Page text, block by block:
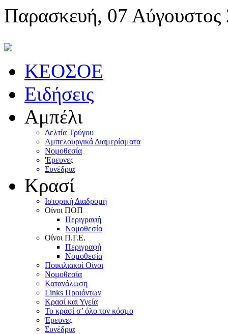
Παρασκευή, 07 Αύγουστος
KEOΣOE
Ειδήσεις
Αμπέλι
Δελτία Τρύγου
Αμπελουργικά Διαμερίσματα
Nομοθεσία
'Eρευνες
Συνέδρια
Κρασί
Iστορική Διαδρομή
Oίνοι ΠOΠ
Περιγραφή
Nομοθεσία
Oίνοι Π.Γ.E.
Περιγραφή
Νομοθεσία
Ποικιλιακοί Oίνοι
Nομοθεσία
Κατανάλωση
Links Προιόντων
Κρασί και Υγεία
To κρασί σ’ όλο τον κόσμο
Έρευνες
Συνέδρια